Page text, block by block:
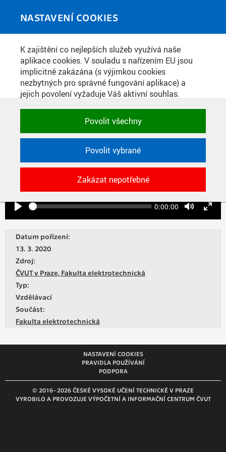
NASTAVENÍ COOKIES
K zajištění co nejlepších služeb využívá naše
aplikace cookies. V souladu s nařízením EU jsou
implicitně zakázána (s výjimkou cookies
nezbytných pro správné fungování aplikace) a
jejich povolení vyžaduje Váš aktivní souhlas.
zakázat, případně vybrat a povolit cookies podle
kategorie. Svoje rozhodnutí můžete samozřejmě
kdykoli změnit.
POTŘEBNÉ
Technické cookies využívané aplikacemi
ČVUT pro uchování jejich nastavení,
vlastností a identifikátorů relace. Jsou
vždy aktivní.
ANALYTICKÉ
Slouží pro získávání anonymizovaných
statistických údajů, které nám pomáhají
vylepšovat naše aplikace. Zpravidla jde o
cookies systémů třetích stran, které k
těmto účelům využíváme.
MARKETINGOVÉ
Využívané za účelem zobrazení
správných nabídek a cílení obsahu podle
Vašich preferencí. Zpravidla jde o
cookies systémů třetích stran, které nám
s analýzou uživatelského chování
Povolit všechny
Povolit vybrané
Zakázat nepotřebné
MEDIATÉKA
You are here
Home Videopříspěvky
PROF. PETR KULHÁNEK: FYZIKA 1
[04B, LS 19/20]
Play
Seek Current
0:00:00
Mute
Datum pořízení:
13. 3. 2020
Zdroj:
ČVUT v Praze, Fakulta elektrotechnická
Typ:
Vzdělávací
Součást:
Fakulta elektrotechnická
© 2016–2026 ČESKÉ VYSOKÉ UČENÍ TECHNICKÉ V PRAZE
VYROBILO A PROVOZUJE VÝPOČETNÍ A INFORMAČNÍ CENTRUM ČVUT
NASTAVENÍ COOKIES
PRAVIDLA POUŽÍVÁNÍ
PODPORA